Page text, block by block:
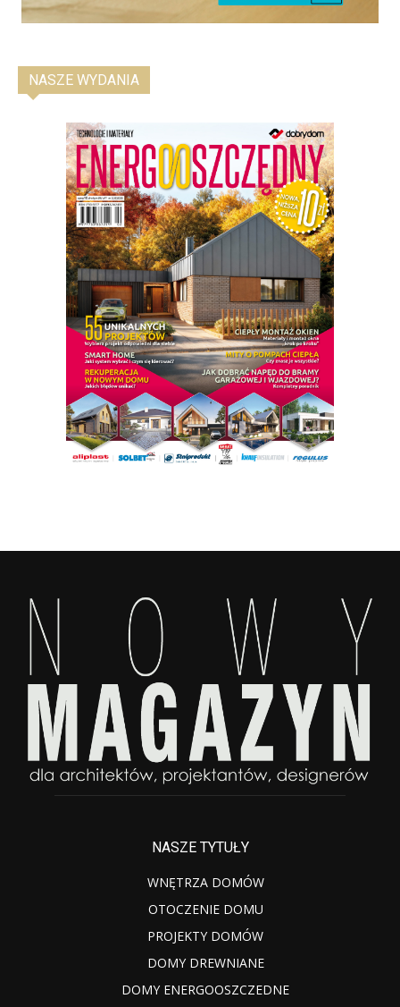
NASZE WYDANIA
NASZE TYTUŁY
WNĘTRZA DOMÓW
OTOCZENIE DOMU
PROJEKTY DOMÓW
DOMY DREWNIANE
DOMY ENERGOOSZCZEDNE